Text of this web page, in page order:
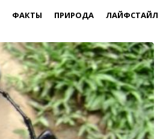
ФАКТЫ ПРИРОДА ЛАЙФСТАЙЛ